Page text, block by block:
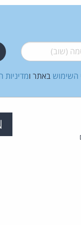
(שוב)*
השימוש באתר ומדיניות